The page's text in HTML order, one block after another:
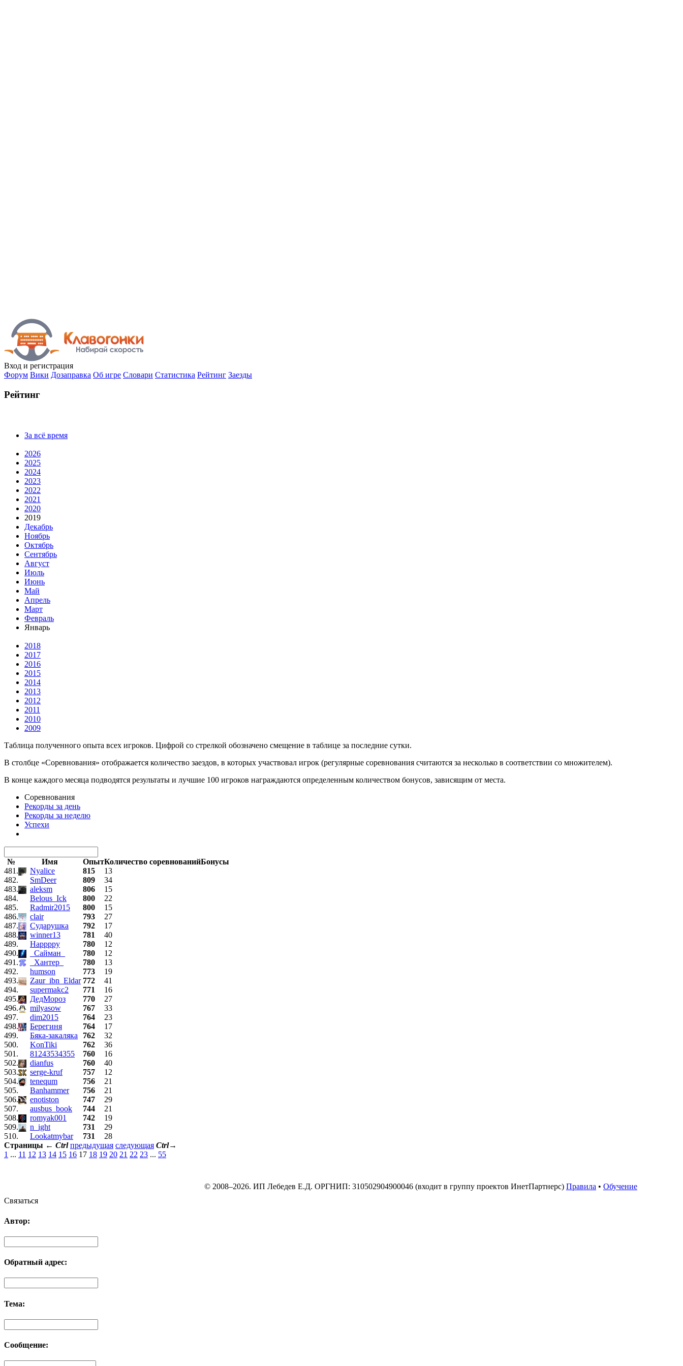
Вход и регистрация
Форум Вики Дозаправка Об игре Словари Статистика Рейтинг Заезды
Рейтинг
За всё время
2026
2025
2024
2023
2022
2021
2020
2019
Декабрь
Ноябрь
Октябрь
Сентябрь
Август
Июль
Июнь
Май
Апрель
Март
Февраль
Январь
2018
2017
2016
2015
2014
2013
2012
2011
2010
2009
Таблица полученного опыта всех игроков. Цифрой со стрелкой обозначено смещение в таблице за последние сутки.
В столбце «Соревнования» отображается количество заездов, в которых участвовал игрок (регулярные соревнования считаются за несколько в соответствии со множителем).
В конце каждого месяца подводятся результаты и лучшие 100 игроков награждаются определенным количеством бонусов, зависящим от места.
Соревнования
Рекорды за день
Рекорды за неделю
Успехи
№ Имя ОпытКоличество соревнованийБонусы
481.
Nyalice 815
13
482.
SmDeer 809
34
483.
aleksm 806
15
484.
Belous_Ick 800
22
485.
Radmir2015 800
15
486.
clair 793
27
487.
Сударушка 792
17
488.
winner13 781
40
489.
Happppy 780
12
490.
_Сайман_ 780
12
491.
_Хантер_ 780
13
492.
humson 773
19
493.
Zaur_ibn_Eldar 772
41
494.
supermakc2 771
16
495.
ДедМороз 770
27
496.
milyasow 767
33
497.
dim2015 764
23
498.
Берегиня 764
17
499.
Бяка-закаляка 762
32
500.
KonTiki 762
36
501.
81243534355 760
16
502.
dianfus 760
40
503.
serge-kruf 757
12
504.
tenequm 756
21
505.
Banhammer 756
21
506.
enotiston 747
29
507.
ausbus_book 744
21
508.
romyak001 742
19
509.
n_ight 731
29
510.
Lookatmybar 731
28
Страницы ← Ctrl предыдущая следующая Ctrl→
1 ... 11 12 13 14 15 16 17 18 19 20 21 22 23 ... 55
© 2008–2026. ИП Лебедев Е.Д. ОРГНИП: 310502904900046 (входит в группу проектов ИнетПартнерс) Правила • Обучение
Связаться
Автор:
Обратный адрес:
Тема:
Сообщение: